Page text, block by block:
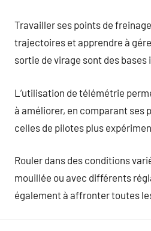
Travailler ses points de
trajectoires et apprendre à
sortie de virage sont des bases
L’utilisation de télémétrie
à améliorer, en comparant ses
celles de pilotes plus
Rouler dans des conditions
mouillée ou avec différents
également à affronter toutes